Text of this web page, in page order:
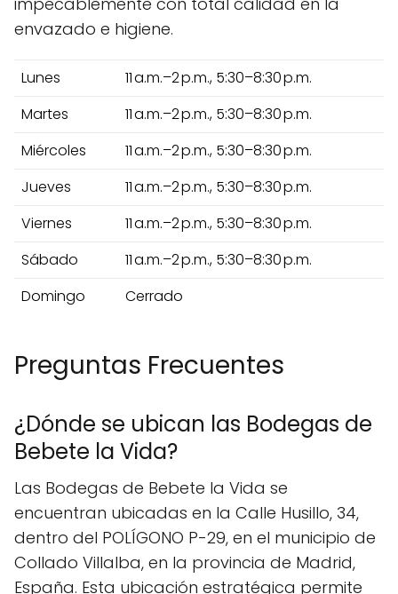
envazado e higiene.
Lunes
11 a.m.–2 p.m., 5:30–8:30 p.m.
Martes
11 a.m.–2 p.m., 5:30–8:30 p.m.
Miércoles
11 a.m.–2 p.m., 5:30–8:30 p.m.
Jueves
11 a.m.–2 p.m., 5:30–8:30 p.m.
Viernes
11 a.m.–2 p.m., 5:30–8:30 p.m.
Sábado
11 a.m.–2 p.m., 5:30–8:30 p.m.
Domingo
Cerrado
Preguntas Frecuentes
¿Dónde se ubican las Bodegas de
Bebete la Vida?
Las Bodegas de Bebete la Vida se
encuentran ubicadas en la Calle Husillo, 34,
dentro del POLÍGONO P-29, en el municipio de
Collado Villalba, en la provincia de Madrid,
España. Esta ubicación estratégica permite